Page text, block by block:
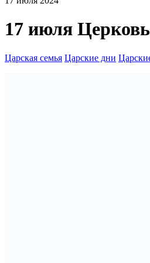
17 июля
Царская семья Царские дни